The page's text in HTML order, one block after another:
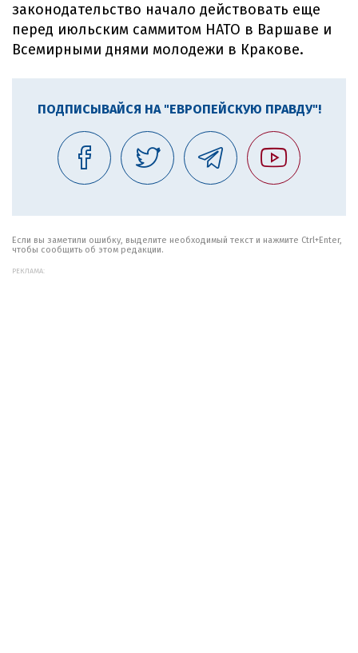
законодательство начало действовать еще
перед июльским саммитом НАТО в Варшаве и
Всемирными днями молодежи в Кракове.
ПОДПИСЫВАЙСЯ НА "ЕВРОПЕЙСКУЮ ПРАВДУ"!
Если вы заметили ошибку, выделите необходимый текст и нажмите Ctrl+Enter,
чтобы сообщить об этом редакции.
РЕКЛАМА: